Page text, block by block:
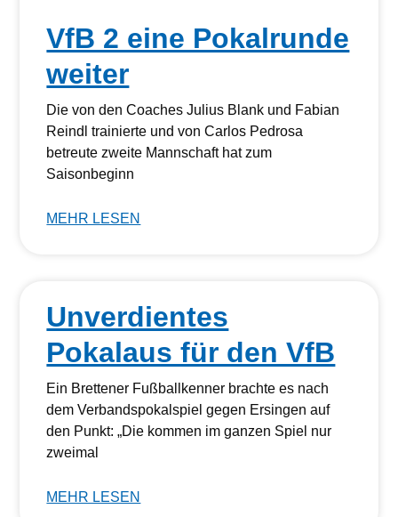
VfB 2 eine Pokalrunde
weiter
Die von den Coaches Julius Blank und Fabian
Reindl trainierte und von Carlos Pedrosa
betreute zweite Mannschaft hat zum
Saisonbeginn
MEHR LESEN
Unverdientes
Pokalaus für den VfB
Ein Brettener Fußballkenner brachte es nach
dem Verbandspokalspiel gegen Ersingen auf
den Punkt: „Die kommen im ganzen Spiel nur
zweimal
MEHR LESEN